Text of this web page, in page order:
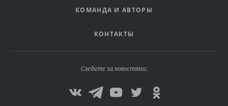
КОМАНДА И АВТОРЫ
КОНТАКТЫ
Следите за новостями: